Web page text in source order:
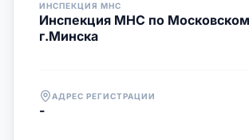
ИНСПЕКЦИЯ МНС
Инспекция МНС по
г.Минска
АДРЕС РЕГИСТРАЦИИ
-